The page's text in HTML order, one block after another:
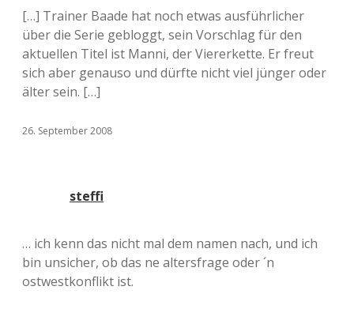
[…] Trainer Baade hat noch etwas ausführlicher
über die Serie gebloggt, sein Vorschlag für den
aktuellen Titel ist Manni, der Viererkette. Er freut
sich aber genauso und dürfte nicht viel jünger oder
älter sein. […]
26. September 2008
steffi
… ich kenn das nicht mal dem namen nach, und ich
bin unsicher, ob das ne altersfrage oder ´n
ostwestkonflikt ist.